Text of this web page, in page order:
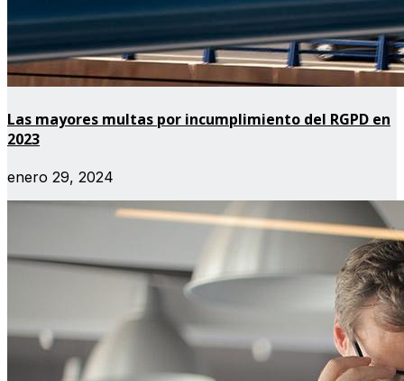
Las mayores multas por incumplimiento del RGPD en
2023
enero 29, 2024